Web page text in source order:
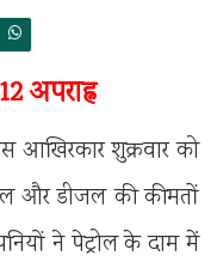
अपराह्न
शुक्रवार को
और डीजल की कीमतों
ने पेट्रोल के दाम में